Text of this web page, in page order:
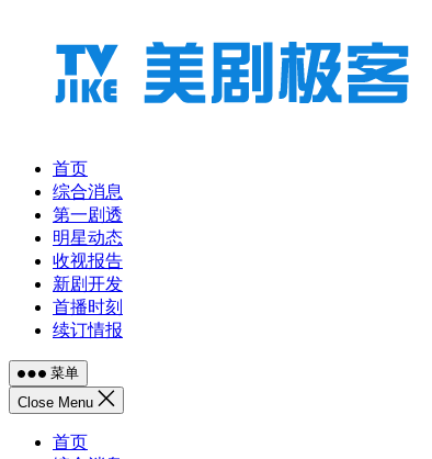
首页
综合消息
第一剧透
明星动态
收视报告
新剧开发
首播时刻
续订情报
菜单
Close Menu
首页